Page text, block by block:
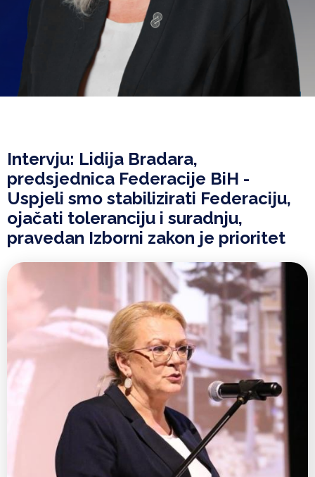
Intervju: Lidija Bradara,
predsjednica Federacije BiH -
Uspjeli smo stabilizirati Federaciju,
ojačati toleranciju i suradnju,
pravedan Izborni zakon je prioritet